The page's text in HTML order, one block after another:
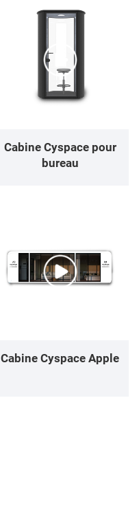
Cabine Cyspace pour
bureau
Cabine Cyspace Apple